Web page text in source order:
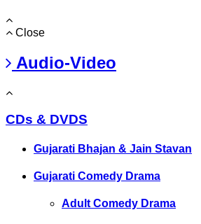
Close
Audio-Video
CDs & DVDS
Gujarati Bhajan & Jain Stavan
Gujarati Comedy Drama
Adult Comedy Drama